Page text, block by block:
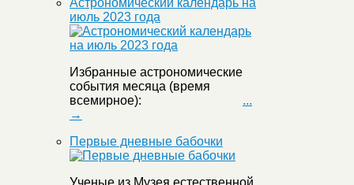
Астрономический календарь на
июль 2023 года
Избранные астрономические
события месяца (время
всемирное): ...
→
Первые дневные бабочки